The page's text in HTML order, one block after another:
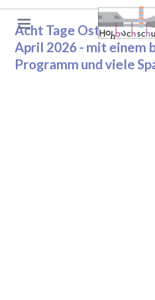
Acht Tage
April 2026 - mit einem
Programm und viele